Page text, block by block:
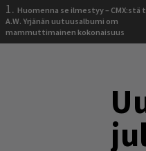
1. Huomenna se ilmestyy – CMX:stä
A.W. Yrjänän uutuusalbumi om
mammuttimainen kokonaisuus